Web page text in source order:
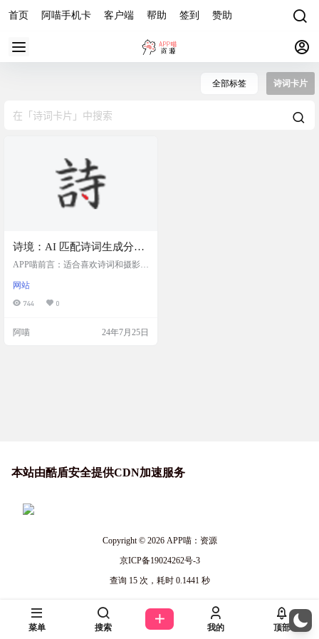
首页 阿喵手机卡 客户端 帮助 签到 赞助
全部标签 诗词卡片
诗境：AI 匹配诗词生成分享
卡片
APP喵前言：适合喜欢诗词和摄影的
体。生成 3 张后会提醒需要登陆，
实际上等一会就又可以了，估计是
智能技术分析用户上传的照片，并
网站
744 0
阿喵 24年7月25日
本站由酷盾安全提供CDN加速服务
Copyright © 2026APP喵：资源
京ICP备19024262号-3
查询 15 次，耗时 0.1441 秒
菜单 搜索 我的 顶部